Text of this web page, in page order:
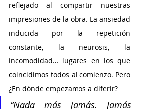
reflejado al compartir nuestras
impresiones de la obra. La ansiedad
inducida por la repetición
constante, la neurosis, la
incomodidad… lugares en los que
coincidimos todos al comienzo. Pero
¿En dónde empezamos a diferir?
“Nada más jamás. Jamás